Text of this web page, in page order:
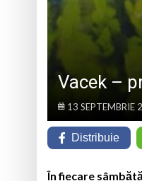
Vacek –
13 SEPTEMBRIE
Distribuie
În fiecare